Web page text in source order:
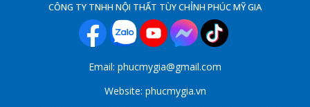
CÔNG TY TNHH NỘI THẤT TÙY CHỈNH PHÚC MỸ GIA
Email: phucmygia@gmail.com
Website: phucmygia.vn